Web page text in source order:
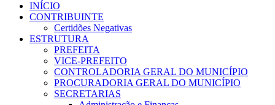
INÍCIO
CONTRIBUINTE
Certidões Negativas
ESTRUTURA
PREFEITA
VICE-PREFEITO
CONTROLADORIA GERAL DO MUNICÍPIO
PROCURADORIA GERAL DO MUNICÍPIO
SECRETARIAS